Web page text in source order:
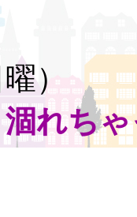
日曜
涸れち